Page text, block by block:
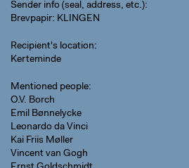
Sender info (seal, address, etc.)
Brevpapir: KLINGEN
Recipient's location
Kerteminde
Mentioned people
O.V. Borch
Emil Bønnelycke
Leonardo da Vinci
Kai Friis Møller
Vincent van Gogh